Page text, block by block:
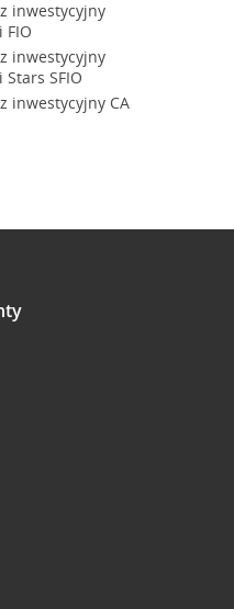
inwestycyjny
FIO
inwestycyjny
SFIO
inwestycyjny CA